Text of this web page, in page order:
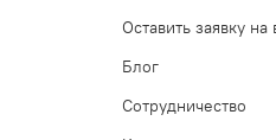
Оставить заявку на
Блог
Сотрудничество